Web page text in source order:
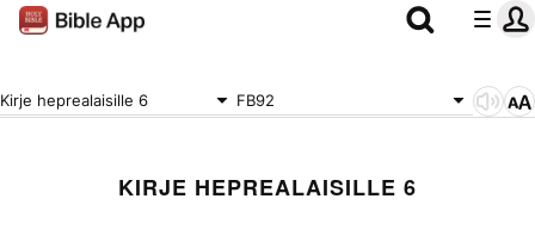
Kirje heprealaisille 6 FB92
KIRJE HEPREALAISILLE 6